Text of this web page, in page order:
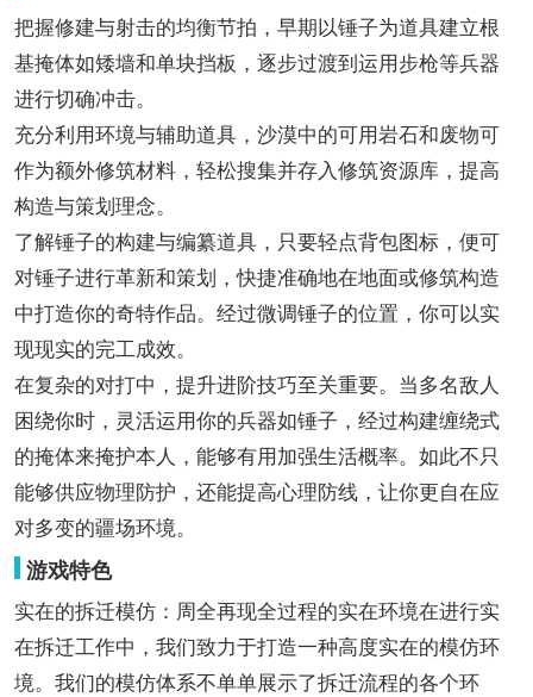
把握修建与射击的均衡节拍，早期以锤子为道具建立根
基掩体如矮墙和单块挡板，逐步过渡到运用步枪等兵器
进行切确冲击。
充分利用环境与辅助道具，沙漠中的可用岩石和废物可
作为额外修筑材料，轻松搜集并存入修筑资源库，提高
构造与策划理念。
了解锤子的构建与编纂道具，只要轻点背包图标，便可
对锤子进行革新和策划，快捷准确地在地面或修筑构造
中打造你的奇特作品。经过微调锤子的位置，你可以实
现现实的完工成效。
在复杂的对打中，提升进阶技巧至关重要。当多名敌人
困绕你时，灵活运用你的兵器如锤子，经过构建缠绕式
的掩体来掩护本人，能够有用加强生活概率。如此不只
能够供应物理防护，还能提高心理防线，让你更自在应
对多变的疆场环境。
游戏特色
实在的拆迁模仿：周全再现全过程的实在环境在进行实
在拆迁工作中，我们致力于打造一种高度实在的模仿环
境。我们的模仿体系不单单展示了拆迁流程的各个环